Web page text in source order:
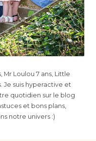
Mr Loulou 7 ans, Little
Je suis hyperactive et
quotidien sur le blog
et bons plans,
notre univers :)